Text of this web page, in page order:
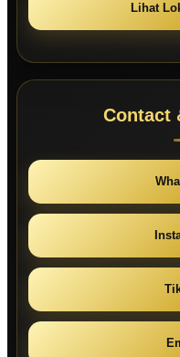
Lihat
Contact